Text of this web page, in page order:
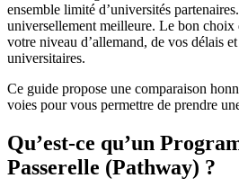
ensemble limité d’universités
universellement meilleure. Le bon choix
votre niveau d’allemand, de vos délais et
universitaires.
Ce guide propose une comparaison
voies pour vous permettre de prendre
Qu’est-ce qu’un
Passerelle (Pathway) ?